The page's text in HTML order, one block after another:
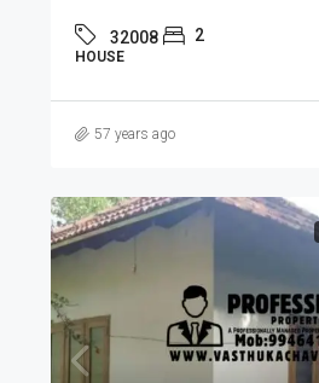
32008 2
HOUSE
57 years ago